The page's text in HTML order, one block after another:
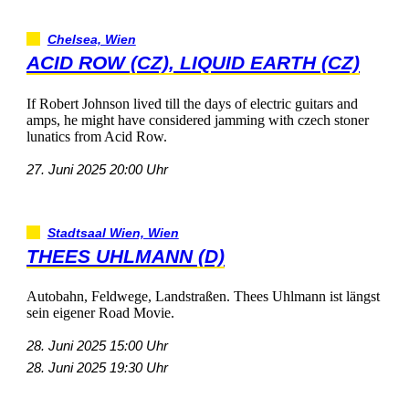
Chelsea,Wien
ACIDROW(CZ),LIQUIDEARTH(CZ)
IfRobertJohnsonlivedtillthedaysofelectricguitarsand
amps,hemighthaveconsideredjammingwithczechstoner
lunaticsfromAcidRow.
27.Juni202520:00Uhr
StadtsaalWien,Wien
THEESUHLMANN(D)
Autobahn,Feldwege,Landstraßen.TheesUhlmannistlängst
seineigenerRoadMovie.
28.Juni202515:00Uhr
28.Juni202519:30Uhr